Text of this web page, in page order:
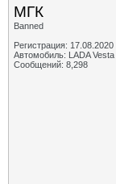
МГК
Banned
Регистрация: 17.08.2020
Автомобиль: LADA Vesta
Сообщений: 8,298